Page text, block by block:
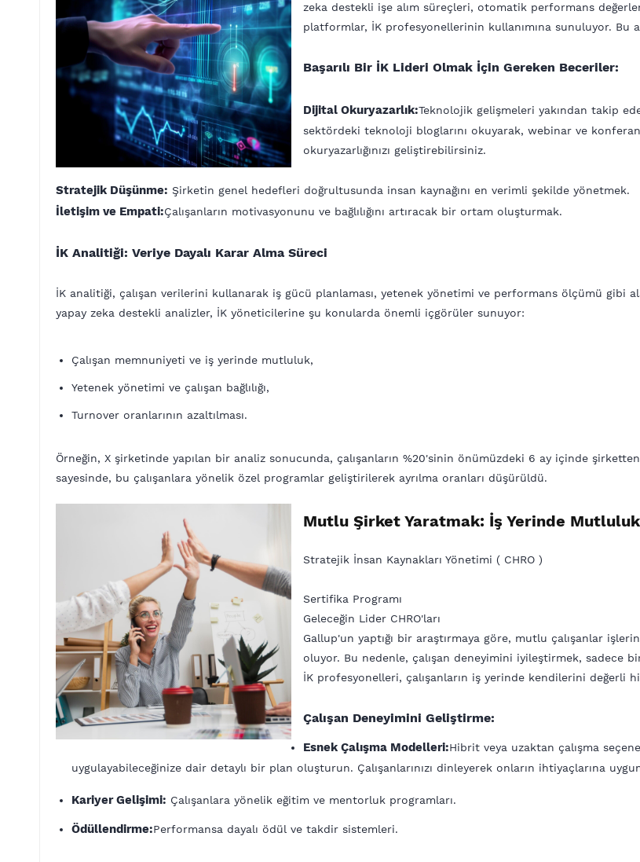
zeka destekli işe alım süreçleri, otomatik performans
platformlar, İK profesyonellerinin kullanımına sunuluyor. Bu
Başarılı Bir İK Lideri Olmak İçin Gereken Beceriler:
Dijital Okuryazarlık:Teknolojik gelişmeleri yakından takip
sektördeki teknoloji bloglarını okuyarak, webinar ve
okuryazarlığınızı geliştirebilirsiniz.
Stratejik Düşünme: Şirketin genel hedefleri doğrultusunda insan kaynağını en verimli şekilde yönetmek.
İletişim ve Empati:Çalışanların motivasyonunu ve bağlılığını artıracak bir ortam oluşturmak.
İK Analitiği: Veriye Dayalı Karar Alma Süreci
İK analitiği, çalışan verilerini kullanarak iş gücü planlaması, yetenek yönetimi ve performans ölçümü gibi
yapay zeka destekli analizler, İK yöneticilerine şu konularda önemli içgörüler sunuyor:
Çalışan memnuniyeti ve iş yerinde mutluluk,
Yetenek yönetimi ve çalışan bağlılığı,
Turnover oranlarının azaltılması.
Örneğin, X şirketinde yapılan bir analiz sonucunda, çalışanların %20'sinin önümüzdeki 6 ay içinde
sayesinde, bu çalışanlara yönelik özel programlar geliştirilerek ayrılma oranları düşürüldü.
Mutlu Şirket Yaratmak: İş Yerinde
Stratejik İnsan Kaynakları Yönetimi ( CHRO )
​Sertifika Programı
Geleceğin Lider CHRO'ları
Gallup'un yaptığı bir araştırmaya göre, mutlu çalışanlar
oluyor. Bu nedenle, çalışan deneyimini iyileştirmek, sadece
İK profesyonelleri, çalışanların iş yerinde kendilerini değerli
Çalışan Deneyimini Geliştirme:
Esnek Çalışma Modelleri:Hibrit veya uzaktan çalışma
uygulayabileceğinize dair detaylı bir plan oluşturun. Çalışanlarınızı dinleyerek onların ihtiyaçlarına
Kariyer Gelişimi: Çalışanlara yönelik eğitim ve mentorluk programları.
Ödüllendirme:Performansa dayalı ödül ve takdir sistemleri.